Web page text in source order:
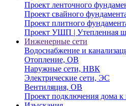
Проект ленточного
Проект свайного
Проект плитного
Проект УШП | Утепленная
Инженерные сети
Водоснабжение и
Отопление, ОВ
Наружные сети, НВК
Электрические сети, ЭС
Вентиляция, ОВ
Проект подключения дома к